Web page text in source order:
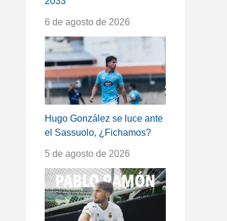
6 de agosto de 2026
Hugo González se luce ante
el Sassuolo, ¿Fichamos?
5 de agosto de 2026